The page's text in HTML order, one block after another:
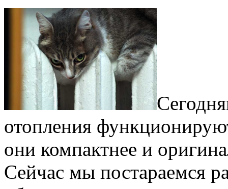
отопления
они компактнее и
Сейчас мы постараемся